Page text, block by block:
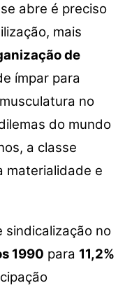
abre é preciso
mais
de
ímpar para
no
do mundo
a classe
materialidade e
sindicalização no
1990 para 11,2%